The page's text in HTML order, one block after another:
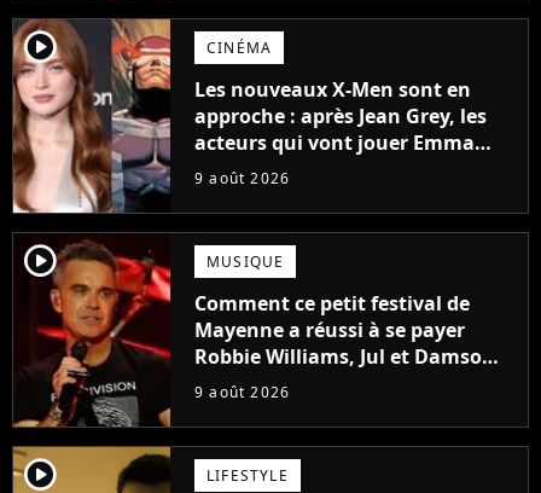
player2 CINÉMA
Les nouveaux X-Men sont en
approche : après Jean Grey, les
acteurs qui vont jouer Emma
Frost et Cyclope trouvés !
9 août 2026
player2 MUSIQUE
Comment ce petit festival de
Mayenne a réussi à se payer
Robbie Williams, Jul et Damso
cette année ?
9 août 2026
player2 LIFESTYLE